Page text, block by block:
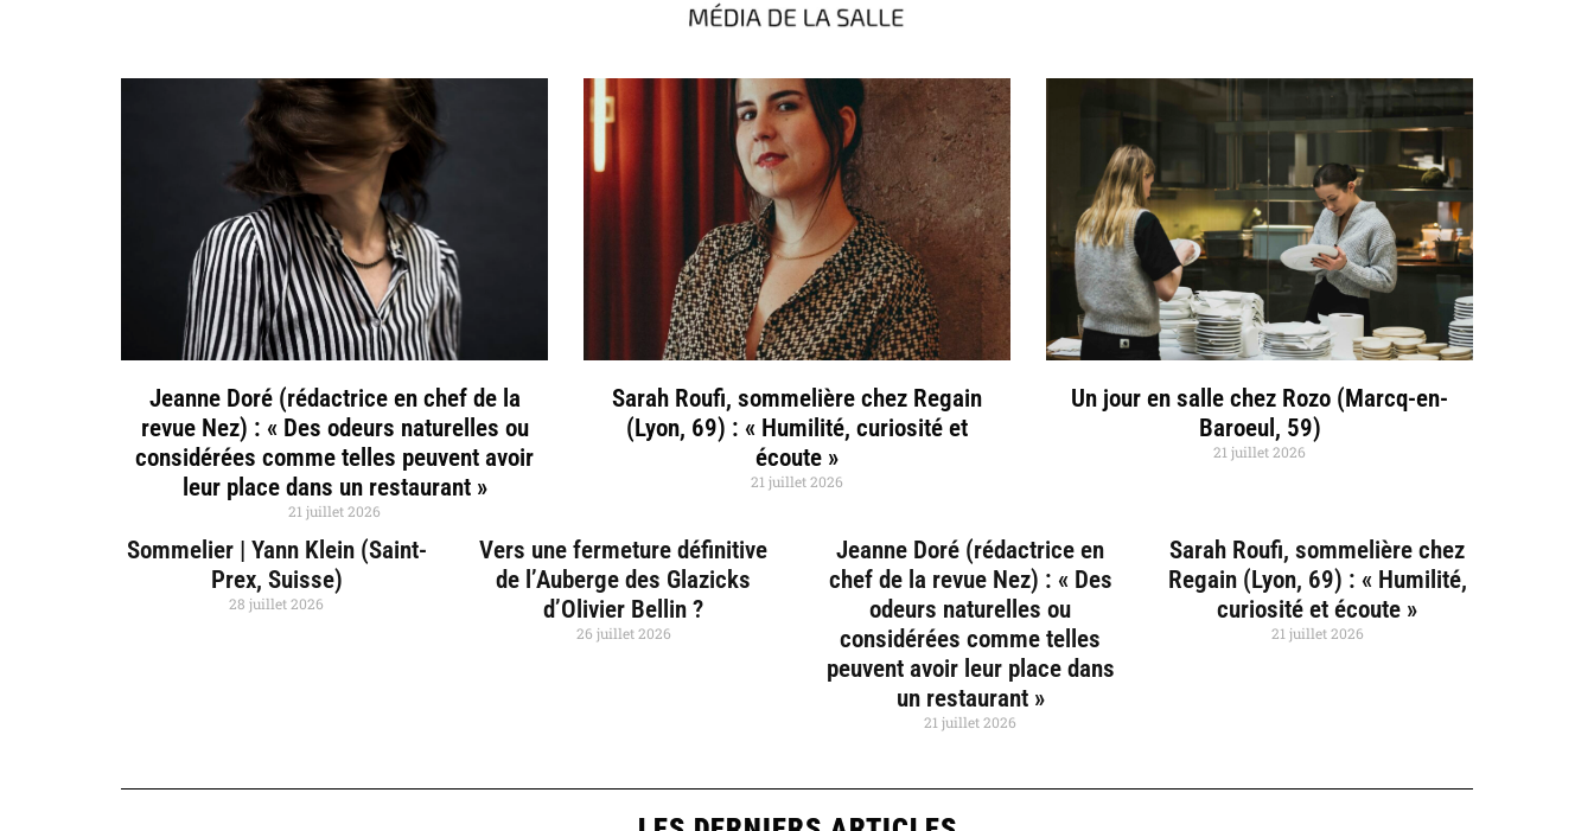
Jeanne Doré (rédactrice en chef de la
revue Nez) : « Des odeurs naturelles ou
considérées comme telles peuvent avoir
leur place dans un restaurant »
21 juillet 2026
Sarah Roufi, sommelière chez Regain
(Lyon, 69) : « Humilité, curiosité et
écoute »
21 juillet 2026
Un jour en salle chez Rozo (Marcq-en-
Baroeul, 59)
21 juillet 2026
Sommelier | Yann Klein (Saint-
Prex, Suisse)
28 juillet 2026
Vers une fermeture définitive
de l’Auberge des Glazicks
d’Olivier Bellin ?
26 juillet 2026
Jeanne Doré (rédactrice en
chef de la revue Nez) : « Des
odeurs naturelles ou
considérées comme telles
peuvent avoir leur place dans
un restaurant »
21 juillet 2026
Sarah Roufi, sommelière chez
Regain (Lyon, 69) : « Humilité,
curiosité et écoute »
21 juillet 2026